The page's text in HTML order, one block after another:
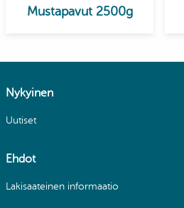
Mustapavut 2500g
Nykyinen
Uutiset
Ehdot
Lakisaateinen informaatio